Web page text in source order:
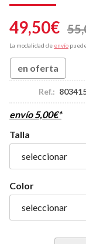
49,50€
La modalidad de envío
en oferta
Ref.:
envío 5,00€*
Talla
Color